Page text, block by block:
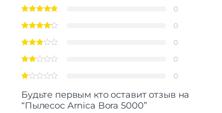
0
0
0
0
0
Будьте первым кто оставит отзыв на
“Пылесос Arnica Bora 5000”